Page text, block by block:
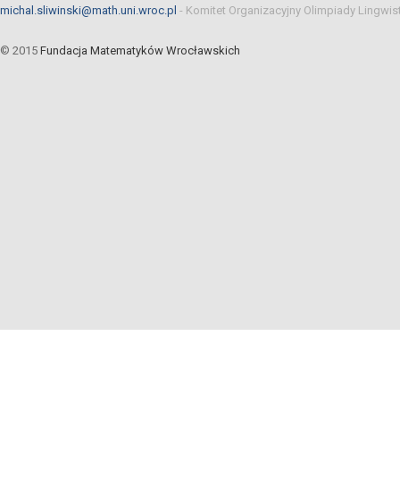
michal.sliwinski@math.uni.wroc.pl - Komitet Organizacyjny Olimpiady
© 2015 Fundacja Matematyków Wrocławskich